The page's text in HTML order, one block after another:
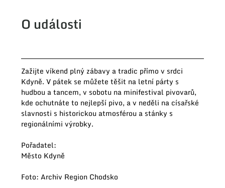
O události
Zažijte víkend plný zábavy a tradic přímo v srdci
Kdyně. V pátek se můžete těšit na letní párty s
hudbou a tancem, v sobotu na minifestival pivovarů,
kde ochutnáte to nejlepší pivo, a v neděli na císařské
slavnosti s historickou atmosférou a stánky s
regionálními výrobky.
Pořadatel:
Město Kdyně
Foto: Archiv Region Chodsko